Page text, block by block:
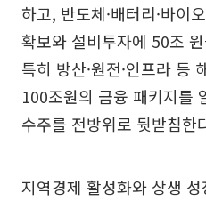
하고, 반도체·배터리·바이
확보와 설비투자에 50조
특히 방산·원전·인프라 등
100조원의 금융 패키지를
수주를 전방위로 뒷받침한
지역경제 활성화와 상생 성